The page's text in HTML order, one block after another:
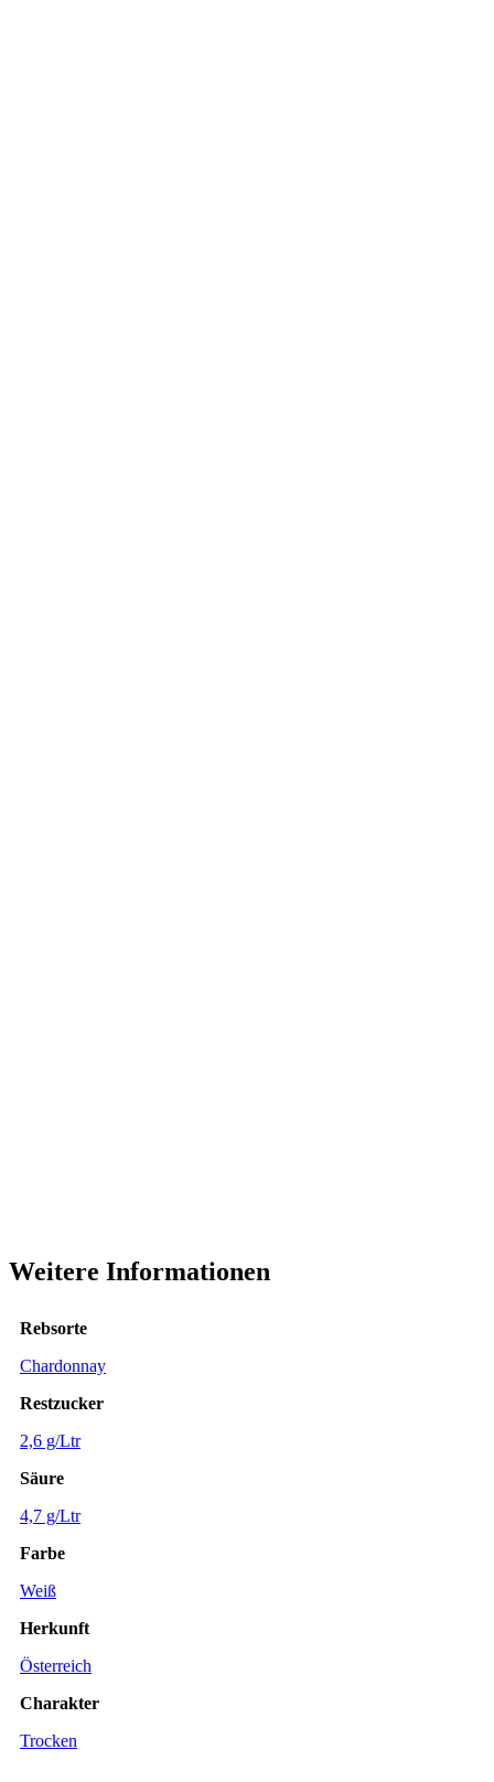
Weitere Informationen
Rebsorte
Chardonnay
Restzucker
2,6 g/Ltr
Säure
4,7 g/Ltr
Farbe
Weiß
Herkunft
Österreich
Charakter
Trocken